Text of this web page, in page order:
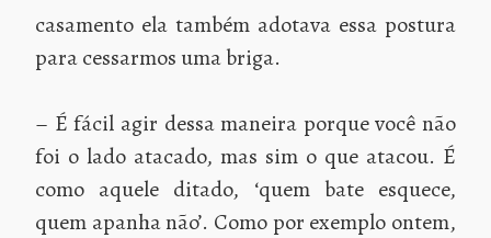
casamento ela também adotava essa postura
para cessarmos uma briga.
– É fácil agir dessa maneira porque você não
foi o lado atacado, mas sim o que atacou. É
como aquele ditado, ‘quem bate esquece,
quem apanha não’. Como por exemplo ontem,